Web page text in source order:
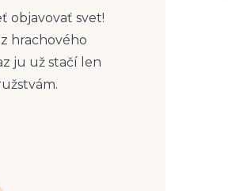
objavovať svet!
hrachového
ju už stačí len